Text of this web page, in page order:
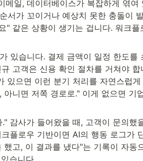
메일, 데이터베이스가 복잡하게 엮
서가 꼬이거나 예상치 못한 충돌이
" 같은 상황이 생기는 겁니다. 워크
있습니다. 결제 금액이 일정 한도
고객은 신용 확인 절차를 거쳐야
있으면 이런 분기 처리를 자연스럽
아니면 저쪽 경로로." 이게 없으면 기
감사가 들어왔을 때, 고객이 문의했
플로우 기반이면 AI의 행동 로그가
했고, 이 결과를 냈다"는 기록이 자동
습니다.